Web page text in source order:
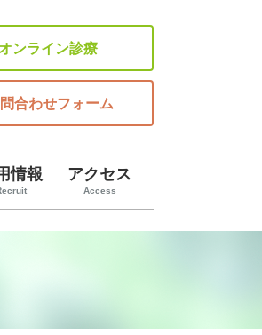
オンライン診療
合わせフォーム
情報 アクセス
Access